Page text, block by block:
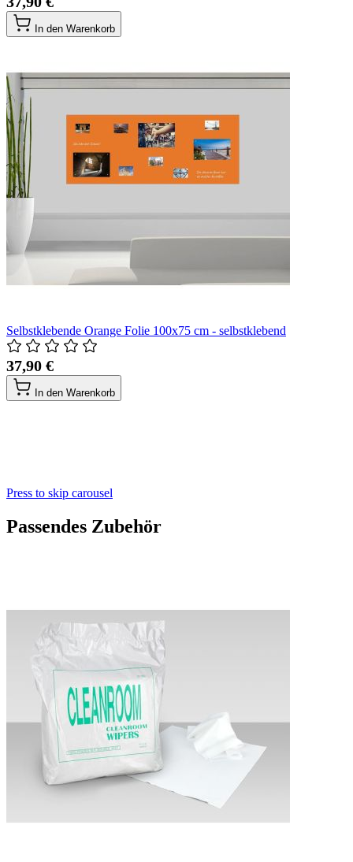
In den Warenkorb
Selbstklebende Orange Folie 100x75 cm - selbstklebend
37,90 €
In den Warenkorb
Press to skip carousel
Passendes Zubehör